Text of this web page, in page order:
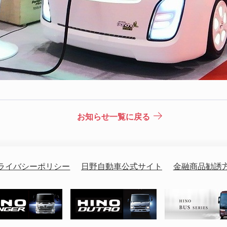
お知らせ一覧に戻る
イバシーポリシー 日野自動車公式サイト 金融商品勧誘